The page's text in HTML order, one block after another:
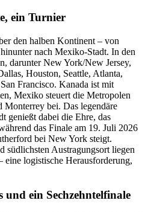
ein Turnier
den halben Kontinent – von
nach Mexiko-Stadt. In den
darunter New York/New Jersey,
Houston, Seattle, Atlanta,
Francisco. Kanada ist mit
Mexiko steuert die Metropolen
bei. Das legendäre
genießt dabei die Ehre, das
das Finale am 19. Juli 2026
bei New York steigt.
südlichsten Austragungsort liegen
logistische Herausforderung,
und ein Sechzehntelfinale